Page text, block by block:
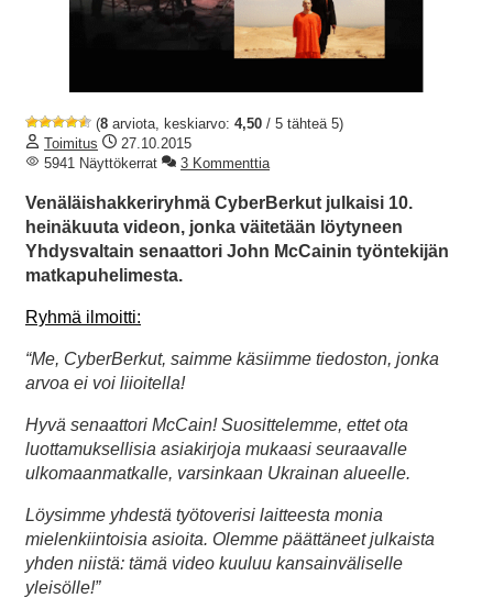
(8 arviota, keskiarvo: 4,50 / 5 tähteä 5)
Toimitus
27.10.2015
5941 Näyttökerrat
3 Kommenttia
Venäläishakkeriryhmä CyberBerkut julkaisi 10.
heinäkuuta videon, jonka väitetään löytyneen
Yhdysvaltain senaattori John McCainin työntekijän
matkapuhelimesta.
Ryhmä ilmoitti:
“Me, CyberBerkut, saimme käsiimme tiedoston, jonka
arvoa ei voi liioitella!
Hyvä senaattori McCain! Suosittelemme, ettet ota
luottamuksellisia asiakirjoja mukaasi seuraavalle
ulkomaanmatkalle, varsinkaan Ukrainan alueelle.
Löysimme yhdestä työtoverisi laitteesta monia
mielenkiintoisia asioita. Olemme päättäneet julkaista
yhden niistä: tämä video kuuluu kansainväliselle
yleisölle!”